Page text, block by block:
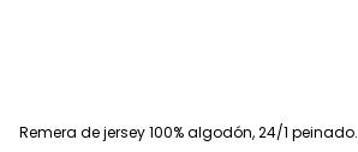
Remera de jersey 100% algodón, 24/1 peinado.